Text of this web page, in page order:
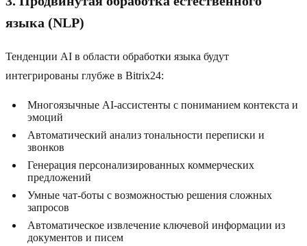
языка (NLP)
Тенденции AI в области обработки языка будут
интегрированы глубже в Bitrix24:
Многоязычные AI-ассистенты с пониманием контекста и
эмоций
Автоматический анализ тональности переписки и
звонков
Генерация персонализированных коммерческих
предложений
Умные чат-боты с возможностью решения сложных
запросов
Автоматическое извлечение ключевой информации из
документов и писем